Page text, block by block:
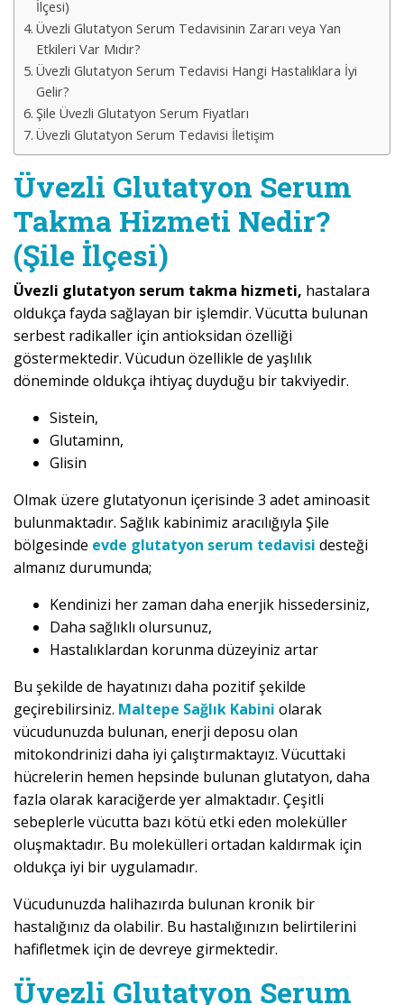
İlçesi)
Üvezli Glutatyon Serum Tedavisinin Zararı veya Yan
Etkileri Var Mıdır?
Üvezli Glutatyon Serum Tedavisi Hangi Hastalıklara İyi
Gelir?
Şile Üvezli Glutatyon Serum Fiyatları
Üvezli Glutatyon Serum Tedavisi İletişim
Üvezli Glutatyon Serum
Takma Hizmeti Nedir?
(Şile İlçesi)
Üvezli glutatyon serum takma hizmeti, hastalara
oldukça fayda sağlayan bir işlemdir. Vücutta bulunan
serbest radikaller için antioksidan özelliği
göstermektedir. Vücudun özellikle de yaşlılık
döneminde oldukça ihtiyaç duyduğu bir takviyedir.
Sistein,
Glutaminn,
Glisin
Olmak üzere glutatyonun içerisinde 3 adet aminoasit
bulunmaktadır. Sağlık kabinimiz aracılığıyla Şile
bölgesinde evde glutatyon serum tedavisi desteği
almanız durumunda;
Kendinizi her zaman daha enerjik hissedersiniz,
Daha sağlıklı olursunuz,
Hastalıklardan korunma düzeyiniz artar
Bu şekilde de hayatınızı daha pozitif şekilde
geçirebilirsiniz. Maltepe Sağlık Kabini olarak
vücudunuzda bulunan, enerji deposu olan
mitokondrinizi daha iyi çalıştırmaktayız. Vücuttaki
hücrelerin hemen hepsinde bulunan glutatyon, daha
fazla olarak karaciğerde yer almaktadır. Çeşitli
sebeplerle vücutta bazı kötü etki eden moleküller
oluşmaktadır. Bu molekülleri ortadan kaldırmak için
oldukça iyi bir uygulamadır.
Vücudunuzda halihazırda bulunan kronik bir
hastalığınız da olabilir. Bu hastalığınızın belirtilerini
hafifletmek için de devreye girmektedir.
Üvezli Glutatyon Serum